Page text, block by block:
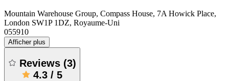
Mountain Warehouse Group, Compass House, 7A Howick Place,
London SW1P 1DZ, Royaume-Uni
055910
Afficher plus
Reviews (3)
4.3 / 5